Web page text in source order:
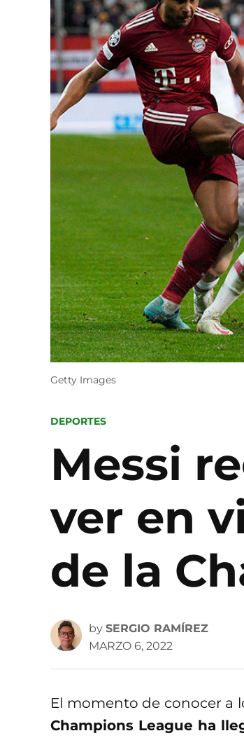
Getty Images
POSTED
DEPORTES
Messi
ver en
de la
by SERGIO RAMÍREZ
MARZO 6, 2022
El momento de conocer a
Champions League ha